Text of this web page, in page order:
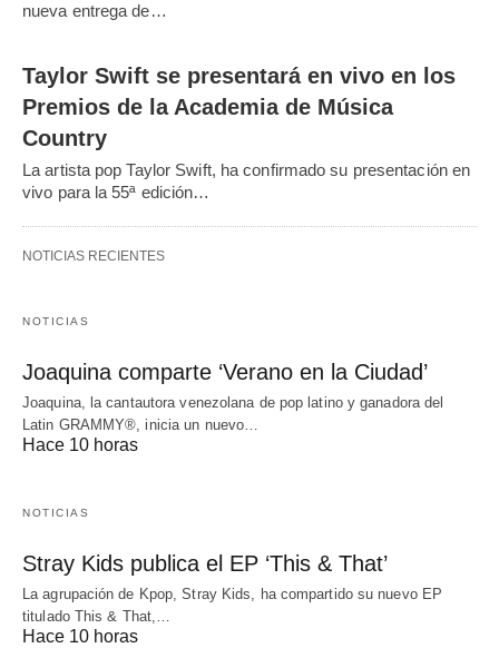
nueva entrega de…
Taylor Swift se presentará en vivo en los
Premios de la Academia de Música
Country
La artista pop Taylor Swift, ha confirmado su presentación en
vivo para la 55ª edición…
NOTICIAS RECIENTES
NOTICIAS
Joaquina comparte ‘Verano en la Ciudad’
Joaquina, la cantautora venezolana de pop latino y ganadora del
Latin GRAMMY®, inicia un nuevo…
Hace 10 horas
NOTICIAS
Stray Kids publica el EP ‘This & That’
La agrupación de Kpop, Stray Kids, ha compartido su nuevo EP
titulado This & That,…
Hace 10 horas